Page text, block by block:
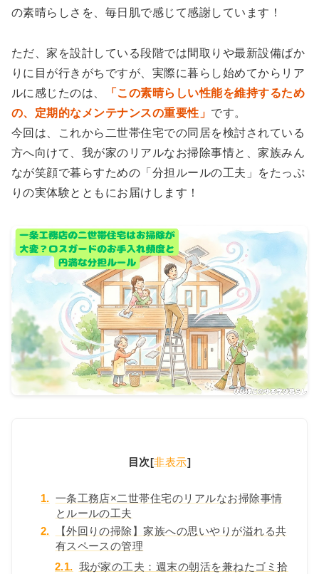
の素晴らしさを、毎日肌で感じて感謝しています！
ただ、家を設計している段階では間取りや最新設備ばか
りに目が行きがちですが、実際に暮らし始めてからリア
ルに感じたのは、
「この素晴らしい性能を維持するため
の、定期的なメンテナンスの重要性」 です。
今回は、これから二世帯住宅での同居を検討されている
方へ向けて、我が家のリアルなお掃除事情と、家族みん
なが笑顔で暮らすための「分担ルールの工夫」をたっぷ
りの実体験とともにお届けします！
目次[非表示]
1. 一条工務店×二世帯住宅のリアルなお掃除事情
とルールの工夫
2.
【外回りの掃除】家族への思いやりが溢れる共
有スペースの管理
2.1. 我が家の工夫：週末の朝活を兼ねたゴミ拾